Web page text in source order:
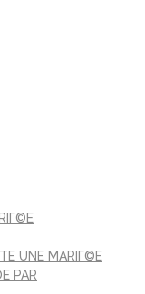
UNE MARIГ©E
PAR